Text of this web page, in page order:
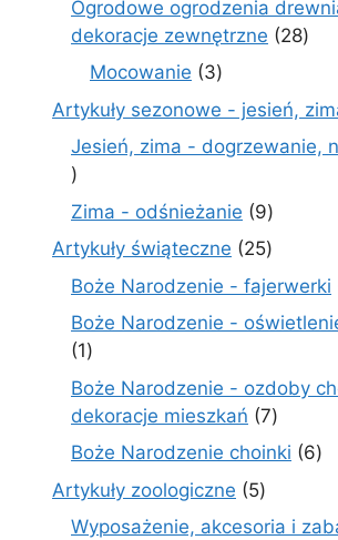
Ogrodowe ogrodzenia
dekoracje zewnętrzne
2828
Mocowanie 33
produkty
Artykuły sezonowe - jesień,
Jesień, zima - dogrzewanie,
20
produktów
Zima - odśnieżanie 99
Artykuły świąteczne 2525
Boże Narodzenie - fajerwerki
Boże Narodzenie -
11
produkt
Boże Narodzenie - ozdoby
dekoracje mieszkań 77
Boże Narodzenie choinki 66
Artykuły zoologiczne 55
Wyposażenie, akcesoria i